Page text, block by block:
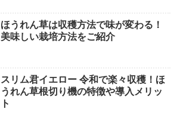
ほうれん草は収穫方法で味が変わる！
美味しい栽培方法をご紹介
スリム君イエロー 令和で楽々収穫！ほ
うれん草根切り機の特徴や導入メリッ
ト